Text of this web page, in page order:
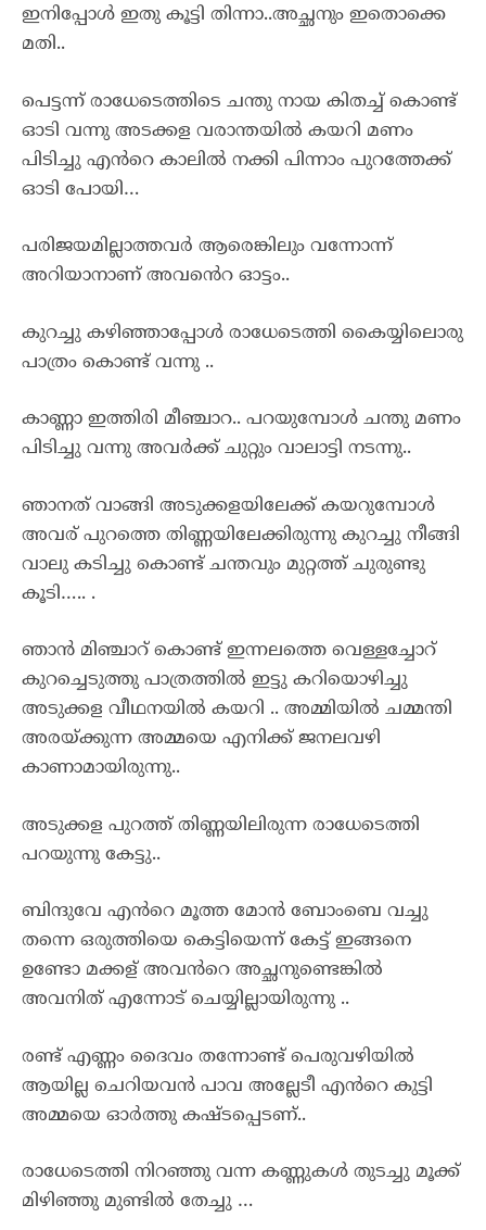
ഇനിപ്പോൾ ഇതു കൂട്ടി തിന്നാ..അച്ഛനും ഇതൊക്കെ
മതി..
പെട്ടന്ന് രാധേടെത്തിടെ ചന്തു നായ കിതച്ച് കൊണ്ട്
ഓടി വന്നു അടക്കള വരാന്തയിൽ കയറി മണം
പിടിച്ചു എൻറെ കാലിൽ നക്കി പിന്നാം പുറത്തേക്ക്
ഓടി പോയി…
പരിജയമില്ലാത്തവർ ആരെങ്കിലും വന്നോന്ന്
അറിയാനാണ് അവൻെറ ഓട്ടം..
കുറച്ചു കഴിഞ്ഞാപ്പോൾ രാധേടെത്തി കൈയ്യിലൊരു
പാത്രം കൊണ്ട് വന്നു ..
കാണ്ണാ ഇത്തിരി മീഞ്ചാറ.. പറയുമ്പോൾ ചന്തു മണം
പിടിച്ചു വന്നു അവർക്ക് ചുറ്റും വാലാട്ടി നടന്നു..
ഞാനത് വാങ്ങി അടുക്കളയിലേക്ക് കയറുമ്പോൾ
അവര് പുറത്തെ തിണ്ണയിലേക്കിരുന്നു കുറച്ചു നീങ്ങി
വാലു കടിച്ചു കൊണ്ട് ചന്തവും മുറ്റത്ത് ചുരുണ്ടു
കൂടി….. .
ഞാൻ മിഞ്ചാറ് കൊണ്ട് ഇന്നലത്തെ വെള്ളച്ചോറ്
കുറച്ചെടുത്തു പാത്രത്തിൽ ഇട്ടു കറിയൊഴിച്ചു
അടുക്കള വീഥനയിൽ കയറി .. അമ്മിയിൽ ചമ്മന്തി
അരയ്ക്കുന്ന അമ്മയെ എനിക്ക് ജനലവഴി
കാണാമായിരുന്നു..
അടുക്കള പുറത്ത് തിണ്ണയിലിരുന്ന രാധേടെത്തി
പറയുന്നു കേട്ടു..
ബിന്ദുവേ എൻറെ മൂത്ത മോൻ ബോംബെ വച്ചു
തന്നെ ഒരുത്തിയെ കെട്ടിയെന്ന് കേട്ട് ഇങ്ങനെ
ഉണ്ടോ മക്കള് അവൻറെ അച്ഛനുണ്ടെങ്കിൽ
അവനിത് എന്നോട് ചെയ്യില്ലായിരുന്നു ..
രണ്ട് എണ്ണം ദൈവം തന്നോണ്ട് പെരുവഴിയിൽ
ആയില്ല ചെറിയവൻ പാവ അല്ലേടീ എൻറെ കുട്ടി
അമ്മയെ ഓർത്തു കഷ്ടപ്പെടണ്..
രാധേടെത്തി നിറഞ്ഞു വന്ന കണ്ണുകൾ തുടച്ചു മൂക്ക്
മിഴിഞ്ഞു മുണ്ടിൽ തേച്ചു …